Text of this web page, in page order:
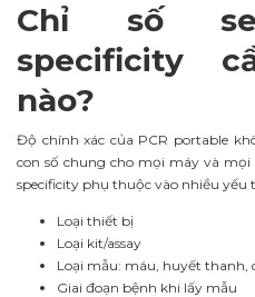
Chỉ số
specificity
nào?
Độ chính xác của PCR portable
con số chung cho mọi máy và mọi
specificity phụ thuộc vào nhiều yếu
Loại thiết bị
Loại kit/assay
Loại mẫu: máu, huyết thanh,
Giai đoạn bệnh khi lấy mẫu